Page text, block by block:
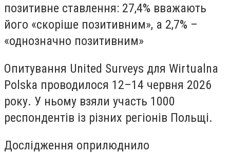
позитивне ставлення: 27,4% вважають
його «скоріше позитивним», а 2,7% –
«однозначно позитивним»
Опитування United Surveys для Wirtualna
Polska проводилося 12–14 червня 2026
року. У ньому взяли участь 1000
респондентів із різних регіонів Польщі.
Дослідження оприлюднило